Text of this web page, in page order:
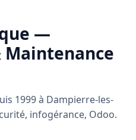
—
Maintenance
1999 à Dampierre-les-
infogérance, Odoo.